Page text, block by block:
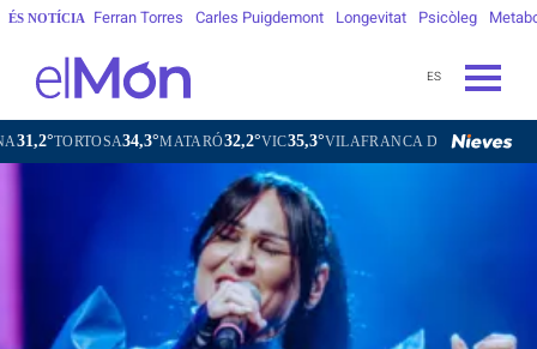
ÉS NOTÍCIA Ferran Torres Carles Puigdemont Longevitat Psicòleg
ES
34,3°MATARÓ32,2°VIC35,3°VILAFRANCA DEL PENEDÈS31,7°